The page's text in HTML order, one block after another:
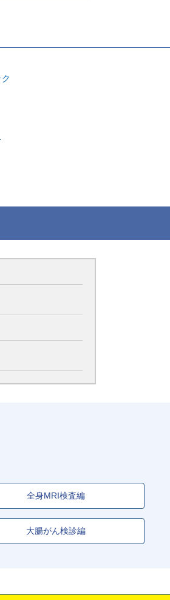
全身MRI検査編
大腸がん検診編